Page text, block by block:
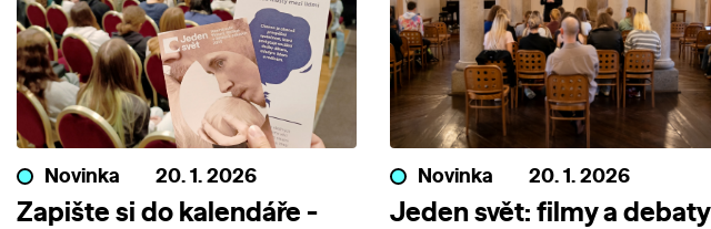
Novinka 20. 1. 2026
Zapište si do kalendáře -
Novinka 20. 1. 2026
Jeden svět: filmy a debaty